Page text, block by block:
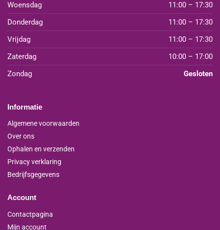
Woensdag
11:00 – 17:30
Donderdag
11:00 – 17:30
Vrijdag
11:00 – 17:30
Zaterdag
10:00 – 17:00
Zondag
Gesloten
Informatie
Algemene voorwaarden
Over ons
Ophalen en verzenden
Privacy verklaring
Bedrijfsgegevens
Account
Contactpagina
Mijn account